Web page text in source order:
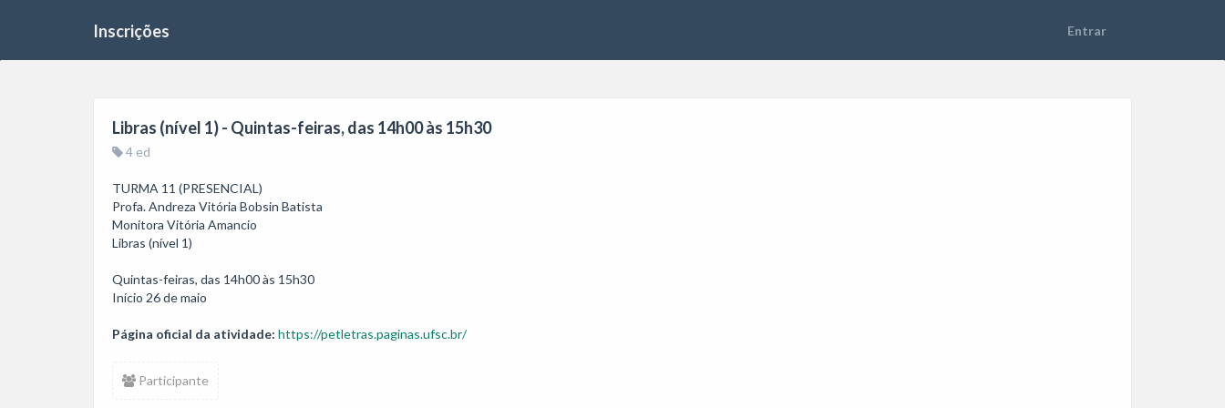
Inscrições
Libras (nível 1) - Quintas-feiras, das 14h00 às 15h30
4 ed
TURMA 11 (PRESENCIAL)
Profa. Andreza Vitória Bobsin Batista
Monitora Vitória Amancio
Libras (nível 1)
Quintas-feiras, das 14h00 às 15h30
Início 26 de maio
Página oficial da atividade: https://petletras.paginas.ufsc.br/
Participante